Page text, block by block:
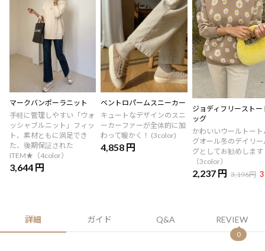
マークバンポーラニット
手軽に管理しやすい「ウォ
ッシャブルニット」フィッ
ト、素材ともに満足でき
た、後期保証された
ITEM★（4color）
3,644 円
ベントロパームスニーカー
キュートなデザインのスニ
ーカーファーが全体的に加
わって暖かく！ (3color)
4,858 円
ジョディフリーストー
ッグ
かわいいウールトート
グオール冬のデイリー
グとしてお勧めします
（3color）
2,237 円 3,196円
詳細 ガイド Q&A REVIEW
0